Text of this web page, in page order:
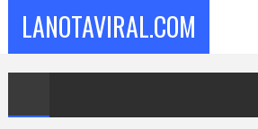
LANOTAVIRAL.COM